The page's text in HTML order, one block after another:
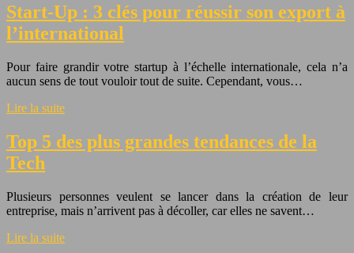
Start-Up : 3 clés pour réussir son export à
l’international
Pour faire grandir votre startup à l’échelle internationale, cela n’a
aucun sens de tout vouloir tout de suite. Cependant, vous…
Lire la suite
Top 5 des plus grandes tendances de la
Tech
Plusieurs personnes veulent se lancer dans la création de leur
entreprise, mais n’arrivent pas à décoller, car elles ne savent…
Lire la suite